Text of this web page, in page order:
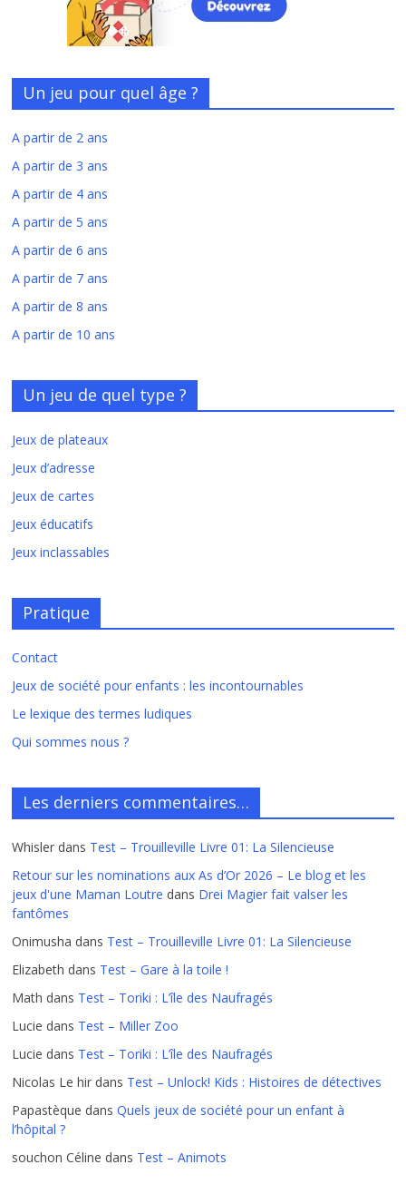
Un jeu pour quel âge ?
A partir de 2 ans
A partir de 3 ans
A partir de 4 ans
A partir de 5 ans
A partir de 6 ans
A partir de 7 ans
A partir de 8 ans
A partir de 10 ans
Un jeu de quel type ?
Jeux de plateaux
Jeux d’adresse
Jeux de cartes
Jeux éducatifs
Jeux inclassables
Pratique
Contact
Jeux de société pour enfants : les incontournables
Le lexique des termes ludiques
Qui sommes nous ?
Les derniers commentaires…
Whisler dans Test – Trouilleville Livre 01: La Silencieuse
Retour sur les nominations aux As d’Or 2026 – Le blog et les
jeux d'une Maman Loutre dans Drei Magier fait valser les
fantômes
Onimusha dans Test – Trouilleville Livre 01: La Silencieuse
Elizabeth dans Test – Gare à la toile !
Math dans Test – Toriki : L’île des Naufragés
Lucie dans Test – Miller Zoo
Lucie dans Test – Toriki : L’île des Naufragés
Nicolas Le hir dans Test – Unlock! Kids : Histoires de détectives
Papastèque dansQuels jeux de société pour un enfant à
l’hôpital ?
souchon Céline dans Test – Animots